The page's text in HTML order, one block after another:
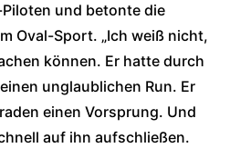
und betonte die
Oval-Sport. „Ich weiß nicht,
können. Er hatte durch
unglaublichen Run. Er
einen Vorsprung. Und
auf ihn aufschließen.